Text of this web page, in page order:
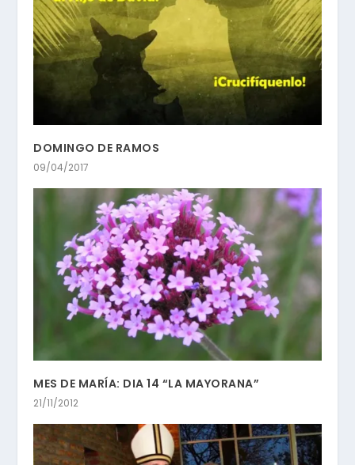
DOMINGO DE RAMOS
09/04/2017
MES DE MARÍA: DIA 14 “LA MAYORANA”
21/11/2012